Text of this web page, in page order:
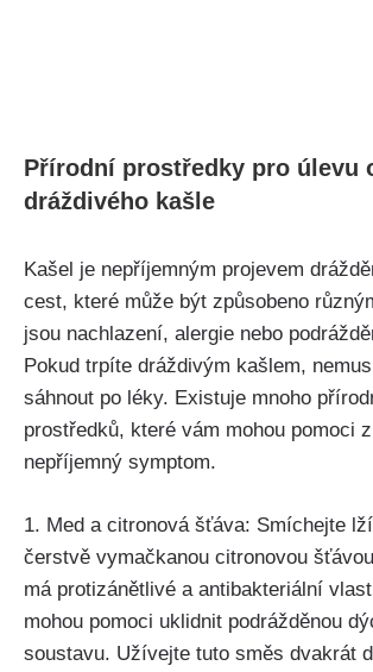
Přírodní prostředky pro úlevu
dráždivého kašle
Kašel ​je nepříjemným projevem
cest, které ​může být způsobeno
jsou nachlazení, alergie nebo
Pokud⁢ trpíte dráždivým kašlem,⁤
sáhnout po léky. Existuje mnoho
prostředků, které vám mohou pomoci
nepříjemný symptom.⁣
1. Med ‍a citronová šťáva: ⁢Smíchejte
čerstvě vymačkanou citronovou
má protizánětlivé a antibakteriální⁣
mohou pomoci‌ uklidnit podrážděnou
⁤soustavu. Užívejte tuto směs dvakrát